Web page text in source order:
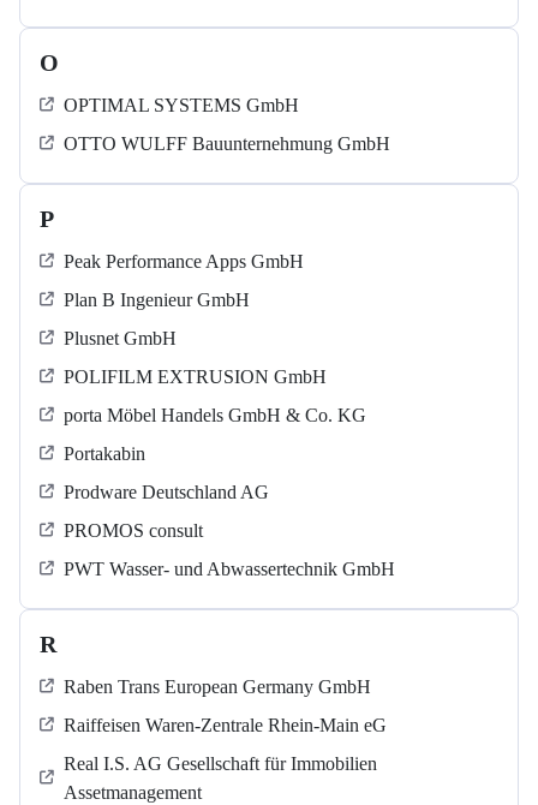
O
OPTIMAL SYSTEMS GmbH
OTTO WULFF Bauunternehmung GmbH
P
Peak Performance Apps GmbH
Plan B Ingenieur GmbH
Plusnet GmbH
POLIFILM EXTRUSION GmbH
porta Möbel Handels GmbH & Co. KG
Portakabin
Prodware Deutschland AG
PROMOS consult
PWT Wasser- und Abwassertechnik GmbH
R
Raben Trans European Germany GmbH
Raiffeisen Waren-Zentrale Rhein-Main eG
Real I.S. AG Gesellschaft für Immobilien
Assetmanagement